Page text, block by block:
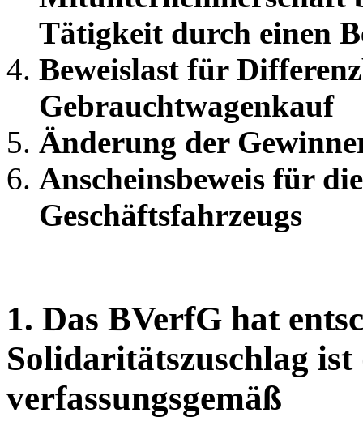
Tätigkeit durch einen
Beweislast für
Gebrauchtwagenkauf
Änderung der
Anscheinsbeweis für
Geschäftsfahrzeugs
1. Das BVerfG hat
Solidaritätszuschlag ist
verfassungsgemäß